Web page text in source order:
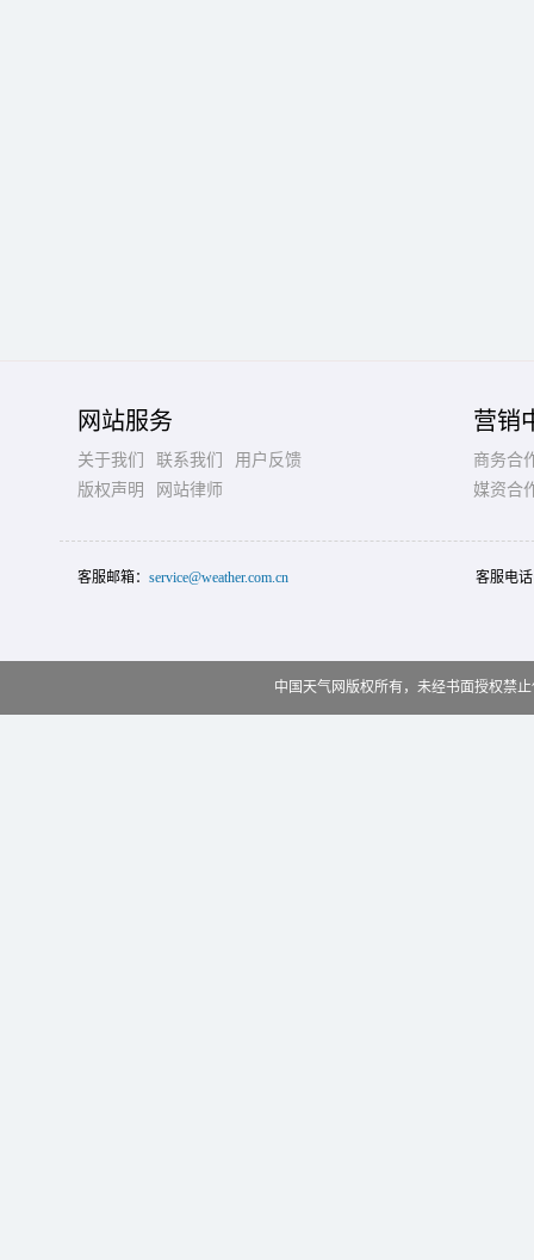
网站服务
关于我们 联系我们
用户反馈
版权声明
网站律师
营销
商务合
媒资合
客服邮箱： service@weather.com.cn 客服电
中国天气网版权所有，未经书面授权